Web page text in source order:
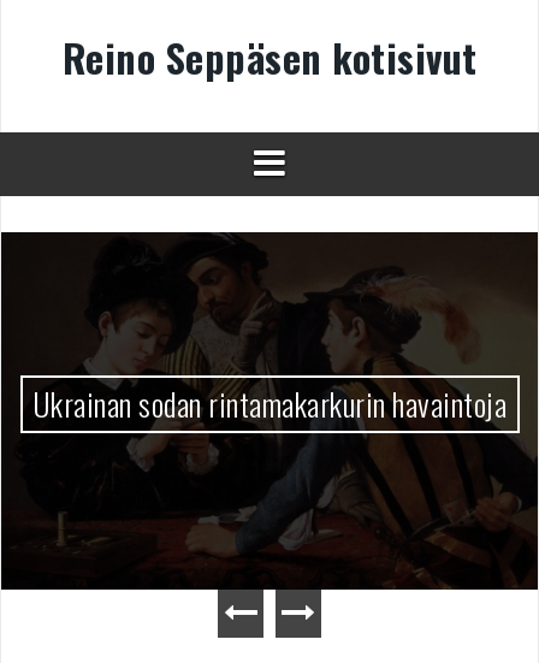
Reino Seppäsen kotisivut
Ukrainan sodan rintamakarkurin havaintoja